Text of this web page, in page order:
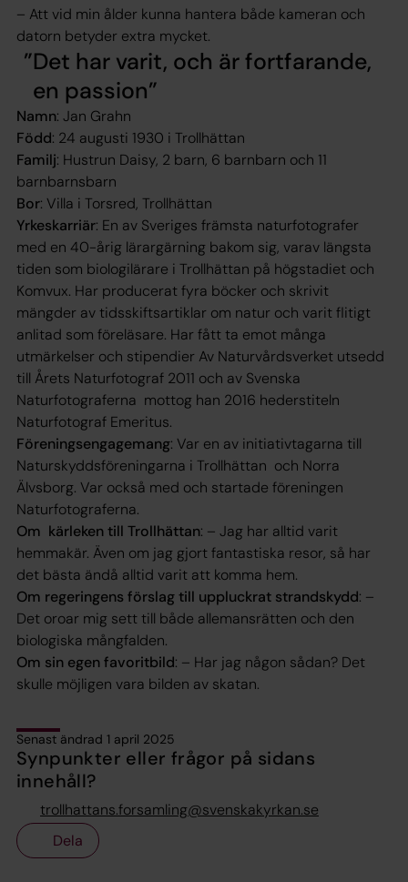
– Att vid min ålder kunna hantera både kameran och
datorn betyder extra mycket.
Det har varit, och är fortfarande,
en passion
Namn: Jan Grahn
Född: 24 augusti 1930 i Trollhättan
Familj: Hustrun Daisy, 2 barn, 6 barnbarn och 11
barnbarnsbarn
Bor: Villa i Torsred, Trollhättan
Yrkeskarriär: En av Sveriges främsta naturfotografer
med en 40-årig lärargärning bakom sig, varav längsta
tiden som biologilärare i Trollhättan på högstadiet och
Komvux. Har producerat fyra böcker och skrivit
mängder av tidsskiftsartiklar om natur och varit flitigt
anlitad som föreläsare. Har fått ta emot många
utmärkelser och stipendier Av Naturvårdsverket utsedd
till Årets Naturfotograf 2011 och av Svenska
Naturfotograferna mottog han 2016 hederstiteln
Naturfotograf Emeritus.
Föreningsengagemang: Var en av initiativtagarna till
Naturskyddsföreningarna i Trollhättan och Norra
Älvsborg. Var också med och startade föreningen
Naturfotograferna.
Om kärleken till Trollhättan: – Jag har alltid varit
hemmakär. Även om jag gjort fantastiska resor, så har
det bästa ändå alltid varit att komma hem.
Om regeringens förslag till uppluckrat strandskydd: –
Det oroar mig sett till både allemansrätten och den
biologiska mångfalden.
Om sin egen favoritbild: – Har jag någon sådan? Det
skulle möjligen vara bilden av skatan.
Senast ändrad 1 april 2025
Synpunkter eller frågor på sidans
innehåll?
trollhattans.forsamling@svenskakyrkan.se
Dela